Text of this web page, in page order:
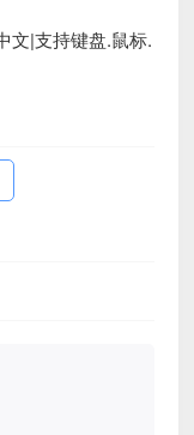
文|支持键盘.鼠标.